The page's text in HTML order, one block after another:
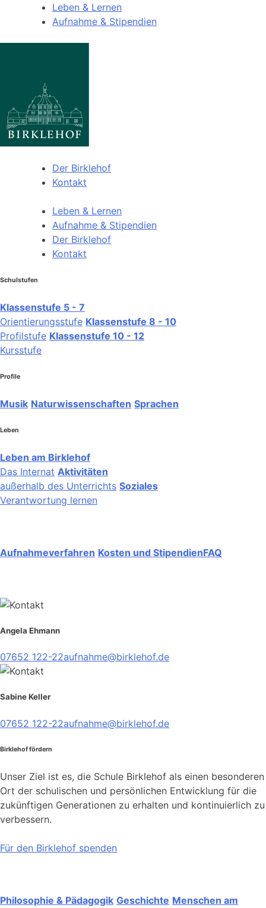
Leben & Lernen
Aufnahme & Stipendien
Der Birklehof
Kontakt
Leben & Lernen
Aufnahme & Stipendien
Der Birklehof
Kontakt
Schulstufen
Klassenstufe 5 - 7
Orientierungsstufe Klassenstufe 8 - 10
Profilstufe Klassenstufe 10 - 12
Kursstufe
Profile
Musik Naturwissenschaften Sprachen
Leben
Leben am Birklehof
Das Internat Aktivitäten
außerhalb des Unterrichts Soziales
Verantwortung lernen
Aufnahmeverfahren Kosten und StipendienFAQ
Angela Ehmann
07652 122-22aufnahme@birklehof.de
Sabine Keller
07652 122-22aufnahme@birklehof.de
Birklehof fördern
Unser Ziel ist es, die Schule Birklehof als einen besonderen
Ort der schulischen und persönlichen Entwicklung für die
zukünftigen Generationen zu erhalten und kontinuierlich zu
verbessern.
Für den Birklehof spenden
Philosophie & Pädagogik Geschichte Menschen am